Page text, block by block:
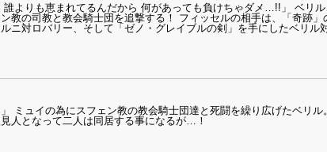
誰よりも恵まれてるんだから 何があっても負けちゃダメ…!!」 ベリ
教の司教と教会騎士団を追撃する！ フィッセルの相手は、「奇跡
ニ対ロバリー、そして「ゼノ・グレイブルの剣」を手にしたベリル
ミュイの為にスフェン教の教会騎士団達と死闘を繰り広げたベリ
人となって二人は同居する事になるが…！